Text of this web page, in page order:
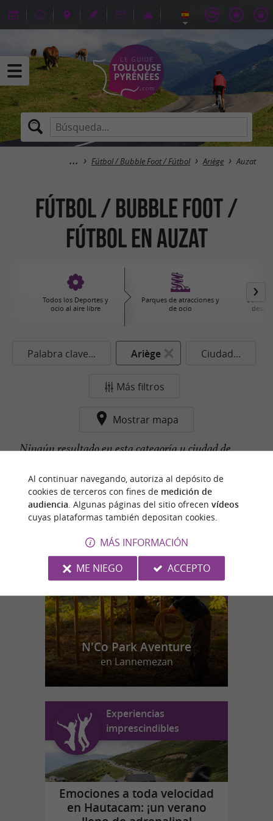
Fútbol / Bubble Foot / Fútbol Ariège Auzat
Fútbol / Bubble Foot /
Fútbol en Auzat
Todos los Deportes y
ocio al aire libre
Parques de atracciones y
de ocio
Palabra clave... Ariège Ciudad...
Más filtros
Mostrar mapa
Ningún resultado en esta categoría y ciudad de
n
u
e
s
t
r
o
f
a
v
o
r
i
t
o
N'Co Park Aventure
en Lannemezan
Experiencias
imprescindibles
Emociones a toda velocidad
en Hautacam: ¡un verano
Al continuar navegando, autoriza al depósito de
cookies de terceros con fines de medición de
audiencia . Algunas páginas del sitio ofrecen vídeos
cuyas plataformas también depositan cookies.
MÁS INFORMACIÓN
ME NIEGO
ACCEPTO